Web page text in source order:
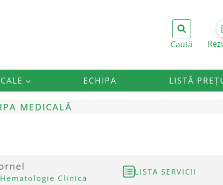
ECHIPA LISTĂ
MEDICALĂ
Clinica
LISTA SERVICII